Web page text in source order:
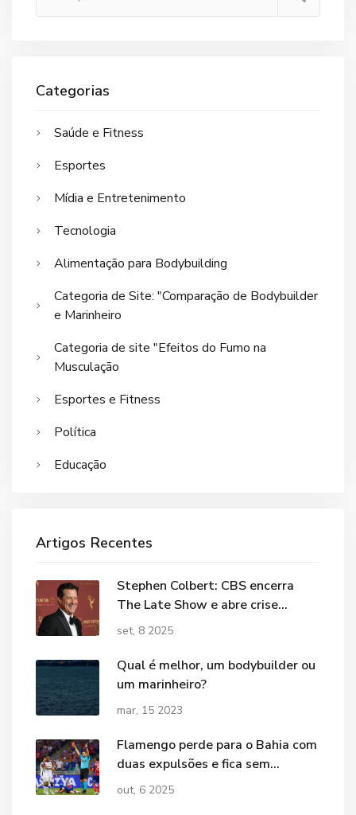
Categorias
Saúde e Fitness
Esportes
Mídia e Entretenimento
Tecnologia
Alimentação para Bodybuilding
Categoria de Site: "Comparação de Bodybuilder
e Marinheiro
Categoria de site "Efeitos do Fumo na
Musculação
Esportes e Fitness
Política
Educação
Artigos Recentes
Stephen Colbert: CBS encerra
The Late Show e abre crise
política; Trump comemora
set, 8 2025
Qual é melhor, um bodybuilder ou
um marinheiro?
mar, 15 2023
Flamengo perde para o Bahia com
duas expulsões e fica sem
titulares contra o Botafogo
out, 6 2025